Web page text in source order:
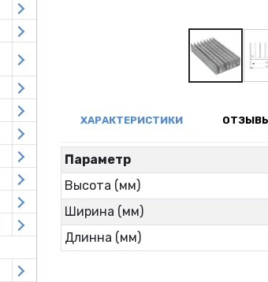
Open submenu
Open submenu
Open submenu
Open submenu
Open submenu
Open submenu
Open submenu
Open submenu
Open submenu
Open submenu
Open submenu
ХАРАКТЕРИСТИКИ
Параметр
Высота (мм)
Ширина (мм)
Длинна (мм)